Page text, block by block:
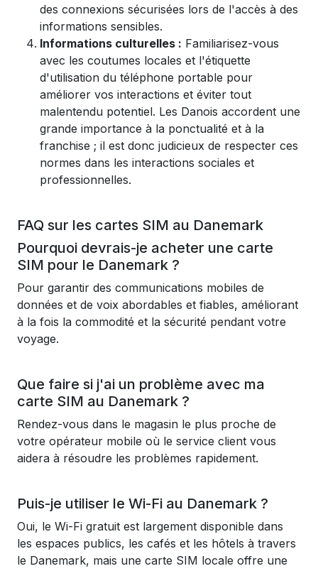
des connexions sécurisées lors de l'accès à des
informations sensibles.
Informations culturelles : Familiarisez-vous
avec les coutumes locales et l'étiquette
d'utilisation du téléphone portable pour
améliorer vos interactions et éviter tout
malentendu potentiel. Les Danois accordent une
grande importance à la ponctualité et à la
franchise ; il est donc judicieux de respecter ces
normes dans les interactions sociales et
professionnelles.
FAQ sur les cartes SIM au Danemark
Pourquoi devrais-je acheter une carte
SIM pour le Danemark ?
Pour garantir des communications mobiles de
données et de voix abordables et fiables, améliorant
à la fois la commodité et la sécurité pendant votre
voyage.
Que faire si j'ai un problème avec ma
carte SIM au Danemark ?
Rendez-vous dans le magasin le plus proche de
votre opérateur mobile où le service client vous
aidera à résoudre les problèmes rapidement.
Puis-je utiliser le Wi-Fi au Danemark ?
Oui, le Wi-Fi gratuit est largement disponible dans
les espaces publics, les cafés et les hôtels à travers
le Danemark, mais une carte SIM locale offre une